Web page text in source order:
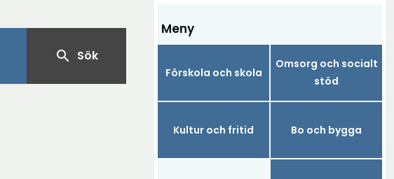
search Sök
Meny
Förskola och skola
Omsorg och socialt
stöd
Kultur och fritid Bo och bygga